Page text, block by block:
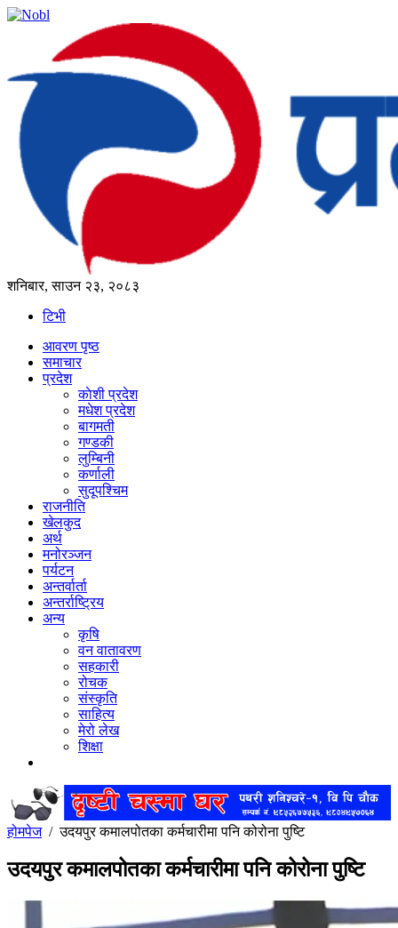
शनिबार, साउन २३, २०८३
टिभी
आवरण पृष्‍ठ
समाचार
प्रदेश
काेशी प्रदेश
मधेश प्रदेश
बागमती
गण्डकी
लुम्बिनी
कर्णाली
सुदूपश्‍चिम
राजनीति
खेलकुद
अर्थ
मनोरञ्‍जन
पर्यटन
अन्तर्वार्ता
अन्तर्राष्‍ट्रिय
अन्य
कृषि
वन वातावरण
सहकारी
रोचक
संस्कृति
साहित्य
मेरो लेख
शिक्षा
होमपेज/उदयपुर कमालपोतका कर्मचारीमा पनि कोरोना पुष्टि
उदयपुर कमालपोतका कर्मचारीमा पनि कोरोना पुष्टि